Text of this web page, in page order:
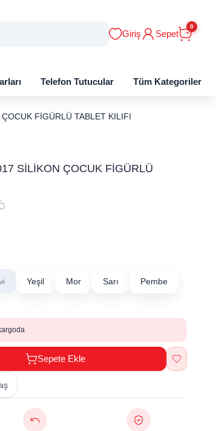
Giriş Sepet
0
Telefon Tutucular Tüm Kategoriler
FİGÜRLÜ TABLET KILIFI
SİLİKON ÇOCUK FİGÜRLÜ
Yeşil Mor Sarı Pembe
Sepete Ekle